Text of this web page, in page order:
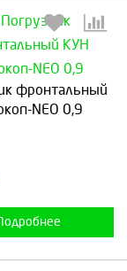
фронтальный
NEO 0,9
количество: